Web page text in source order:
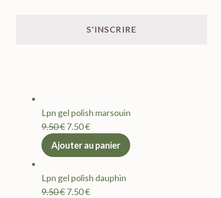
Lpn gel polish marsouin
9.50€Le
prix
9.50 €.
7.50€Le
actuel
7.50 €.
Ajouter au panier
Lpn gel polish dauphin
9.50€Le
7.50€Le